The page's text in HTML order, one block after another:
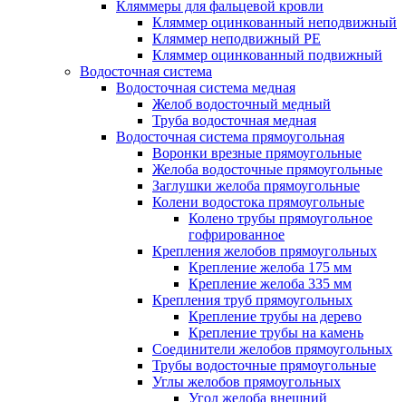
Кляммеры для фальцевой кровли
Кляммер оцинкованный неподвижный
Кляммер неподвижный PE
Кляммер оцинкованный подвижный
Водосточная система
Водосточная система медная
Желоб водосточный медный
Труба водосточная медная
Водосточная система прямоугольная
Воронки врезные прямоугольные
Желоба водосточные прямоугольные
Заглушки желоба прямоугольные
Колени водостока прямоугольные
Колено трубы прямоугольное
гофрированное
Крепления желобов прямоугольных
Крепление желоба 175 мм
Крепление желоба 335 мм
Крепления труб прямоугольных
Крепление трубы на дерево
Крепление трубы на камень
Соединители желобов прямоугольных
Трубы водосточные прямоугольные
Углы желобов прямоугольных
Угол желоба внешний